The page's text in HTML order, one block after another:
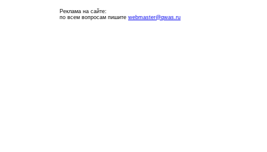
Реклама на сайте:
по всем вопросам пишите webmaster@qwas.ru